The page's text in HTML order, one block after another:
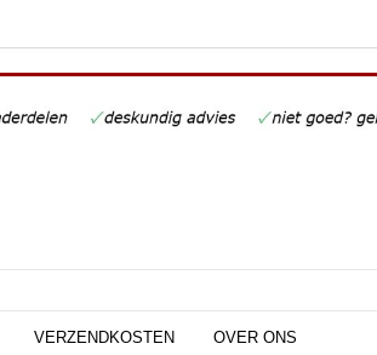
VERZENDKOSTEN OVER ONS